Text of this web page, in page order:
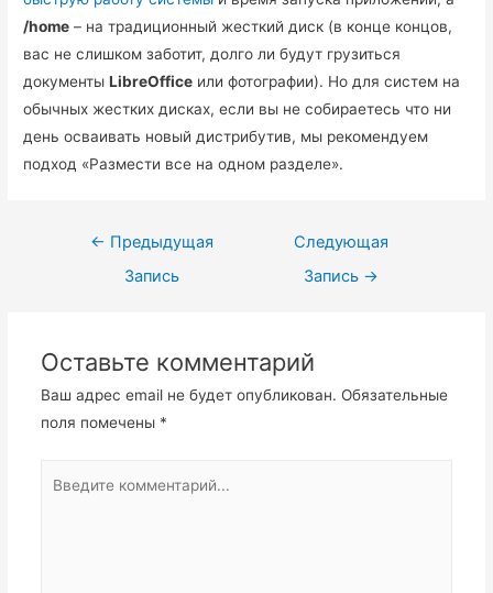
/home – на традиционный жесткий диск (в конце концов,
вас не слишком заботит, долго ли будут грузиться
документыLibreOffice или фотографии). Но для систем на
обычных жестких дисках, если вы не собираетесь что ни
день осваивать новый дистрибутив, мы рекомендуем
подход «Размести все на одном разделе».
Навигация
← Предыдущая
Запись
Следующая
Запись →
Оставьте комментарий
Ваш адрес email не будет опубликован. Обязательные
поля помечены *